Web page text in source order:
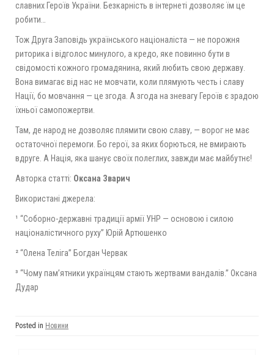
славних Героїв України. Безкарність в інтернеті дозволяє їм це
робити…
Тож Друга Заповідь українського націоналіста — не порожня
риторика і відголос минулого, а кредо, яке повинно бути в
свідомості кожного громадянина, який любить свою державу.
Вона вимагає від нас не мовчати, коли плямують честь і славу
Нації, бо мовчання — це згода. А згода на зневагу Героїв є зрадою
їхньої самопожертви.
Там, де народ не дозволяє плямити свою славу, — ворог не має
остаточної перемоги. Бо герої, за яких борються, не вмирають
вдруге. А Нація, яка шанує своїх полеглих, завжди має майбутнє!
Авторка статті: Оксана Зварич
Використані джерела:
¹ “Соборно-державні традиції армії УНР — основою і силою
націоналістичного руху” Юрій Артюшенко
² “Олена Теліга” Богдан Червак
³ “Чому пам’ятники українцям стають жертвами вандалів.” Оксана
Дудар
Posted in Новини